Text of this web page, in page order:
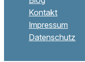
Kontakt
Impressum
Datenschutz